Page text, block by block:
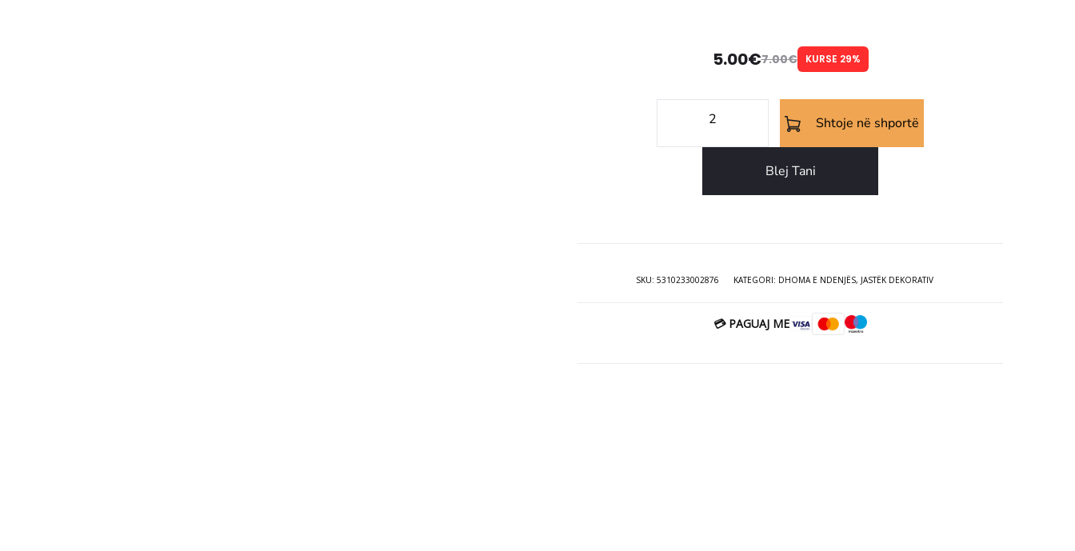
KURSE 29%
7.00€
Çmimi
origjinal
5.00€
Çmimi
i
tanishëm
5.00€.
Sasi
Shtoje në shportë
Blej Tani
SKU: 5310233002876 KATEGORI: DHOMA E NDENJËS, JASTËK DEKORATIV
💳 PAGUAJ ME